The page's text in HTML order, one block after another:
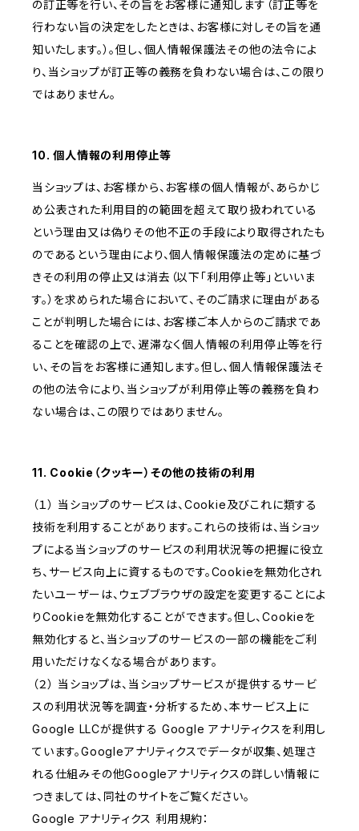
の訂正等を行い、その旨をお客様に通知します（訂正等を
行わない旨の決定をしたときは、お客様に対しその旨を通
知いたします。）。但し、個人情報保護法その他の法令によ
り、当ショップが訂正等の義務を負わない場合は、この限り
ではありません。
10. 個人情報の利用停止等
当ショップは、お客様から、お客様の個人情報が、あらかじ
め公表された利用目的の範囲を超えて取り扱われている
という理由又は偽りその他不正の手段により取得されたも
のであるという理由により、個人情報保護法の定めに基づ
きその利用の停止又は消去（以下「利用停止等」といいま
す。）を求められた場合において、そのご請求に理由がある
ことが判明した場合には、お客様ご本人からのご請求であ
ることを確認の上で、遅滞なく個人情報の利用停止等を行
い、その旨をお客様に通知します。但し、個人情報保護法そ
の他の法令により、当ショップが利用停止等の義務を負わ
ない場合は、この限りではありません。
11. Cookie（クッキー）その他の技術の利用
（１） 当ショップのサービスは、Cookie及びこれに類する
技術を利用することがあります。これらの技術は、当ショッ
プによる当ショップのサービスの利用状況等の把握に役立
ち、サービス向上に資するものです。Cookieを無効化され
たいユーザーは、ウェブブラウザの設定を変更することによ
りCookieを無効化することができます。但し、Cookieを
無効化すると、当ショップのサービスの一部の機能をご利
用いただけなくなる場合があります。
（２） 当ショップは、当ショップサービスが提供するサービ
スの利用状況等を調査・分析するため、本サービス上に
Google LLCが提供する Google アナリティクスを利用し
ています。Googleアナリティクスでデータが収集、処理さ
れる仕組みその他Googleアナリティクスの詳しい情報に
つきましては、同社のサイトをご覧ください。
Google アナリティクス 利用規約：